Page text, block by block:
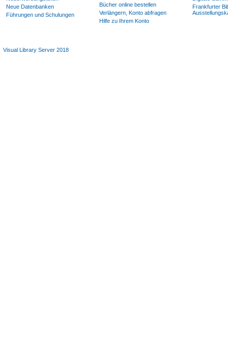
Neue Datenbanken
Führungen und Schulungen
Bücher online bestellen
Verlängern, Konto abfragen
Hilfe zu Ihrem Konto
Frankfurter
Visual Library Server 2018